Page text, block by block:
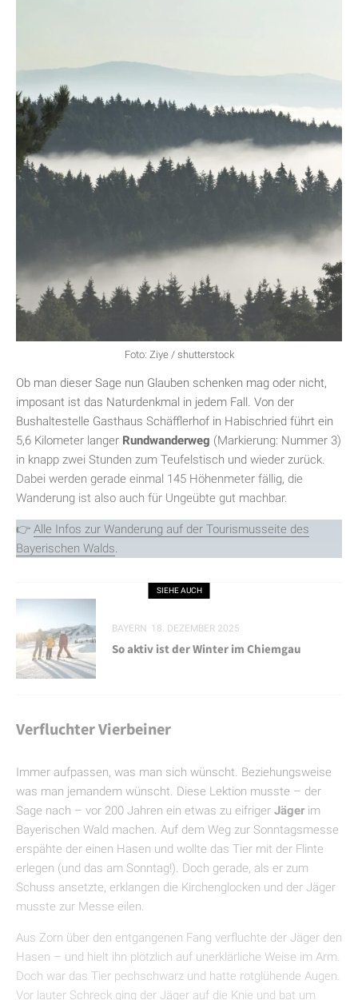
Foto: Ziye / shutterstock
Ob man dieser Sage nun Glauben schenken mag oder nicht,
imposant ist das Naturdenkmal in jedem Fall. Von der
Bushaltestelle Gasthaus Schäfflerhof in Habischried führt ein
5,6 Kilometer langer Rundwanderweg (Markierung: Nummer 3)
in knapp zwei Stunden zum Teufelstisch und wieder zurück.
Dabei werden gerade einmal 145 Höhenmeter fällig, die
Wanderung ist also auch für Ungeübte gut machbar.
👉 Alle Infos zur Wanderung auf der Tourismusseite des
Bayerischen Walds.
SIEHE AUCH
BAYERN 18. DEZEMBER 2025
So aktiv ist der Winter im Chiemgau
Verfluchter Vierbeiner
Immer aufpassen, was man sich wünscht. Beziehungsweise
was man jemandem wünscht. Diese Lektion musste – der
Sage nach – vor 200 Jahren ein etwas zu eifriger Jäger im
Bayerischen Wald machen. Auf dem Weg zur Sonntagsmesse
erspähte der einen Hasen und wollte das Tier mit der Flinte
erlegen (und das am Sonntag!). Doch gerade, als er zum
Schuss ansetzte, erklangen die Kirchenglocken und der Jäger
musste zur Messe eilen.
Aus Zorn über den entgangenen Fang verfluchte der Jäger den
Hasen – und hielt ihn plötzlich auf unerklärliche Weise im Arm.
Doch war das Tier pechschwarz und hatte rotglühende Augen.
Vor lauter Schreck ging der Jäger auf die Knie und bat um